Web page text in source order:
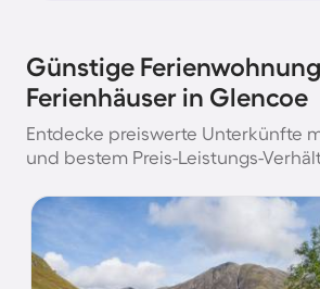
Günstige
Ferienhäuser in Glencoe
Entdecke preiswerte Unterkünfte
und bestem Preis-Leistungs-